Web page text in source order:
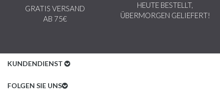
GRATIS VERSAND
AB 75€
HEUTE BESTELLT,
ÜBERMORGEN GELIEFERT!
KUNDENDIENST
Kundenservice
FOLGEN SIE UNS